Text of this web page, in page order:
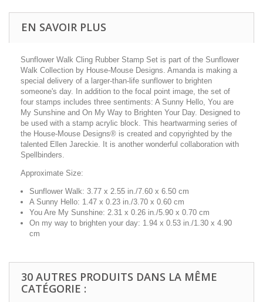
EN SAVOIR PLUS
Sunflower Walk Cling Rubber Stamp Set is part of the Sunflower
Walk Collection by House-Mouse Designs. Amanda is making a
special delivery of a larger-than-life sunflower to brighten
someone's day. In addition to the focal point image, the set of
four stamps includes three sentiments: A Sunny Hello, You are
My Sunshine and On My Way to Brighten Your Day. Designed to
be used with a stamp acrylic block. This heartwarming series of
the House-Mouse Designs® is created and copyrighted by the
talented Ellen Jareckie. It is another wonderful collaboration with
Spellbinders.
Approximate Size:
Sunflower Walk: 3.77 x 2.55 in./7.60 x 6.50 cm
A Sunny Hello: 1.47 x 0.23 in./3.70 x 0.60 cm
You Are My Sunshine: 2.31 x 0.26 in./5.90 x 0.70 cm
On my way to brighten your day: 1.94 x 0.53 in./1.30 x 4.90
cm
30 AUTRES PRODUITS DANS LA MÊME
CATÉGORIE :